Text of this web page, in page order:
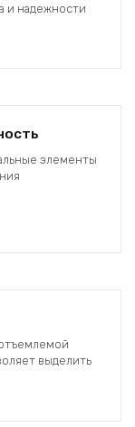
и надежности
элементы
выделить